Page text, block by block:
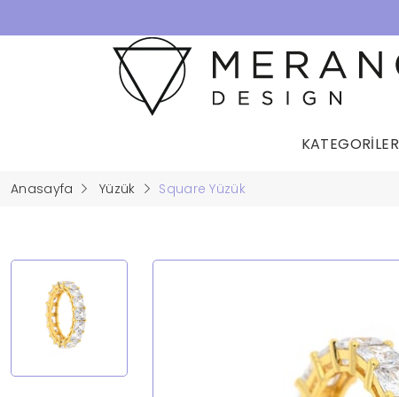
KATEGORİLER
Anasayfa Yüzük Square Yüzük